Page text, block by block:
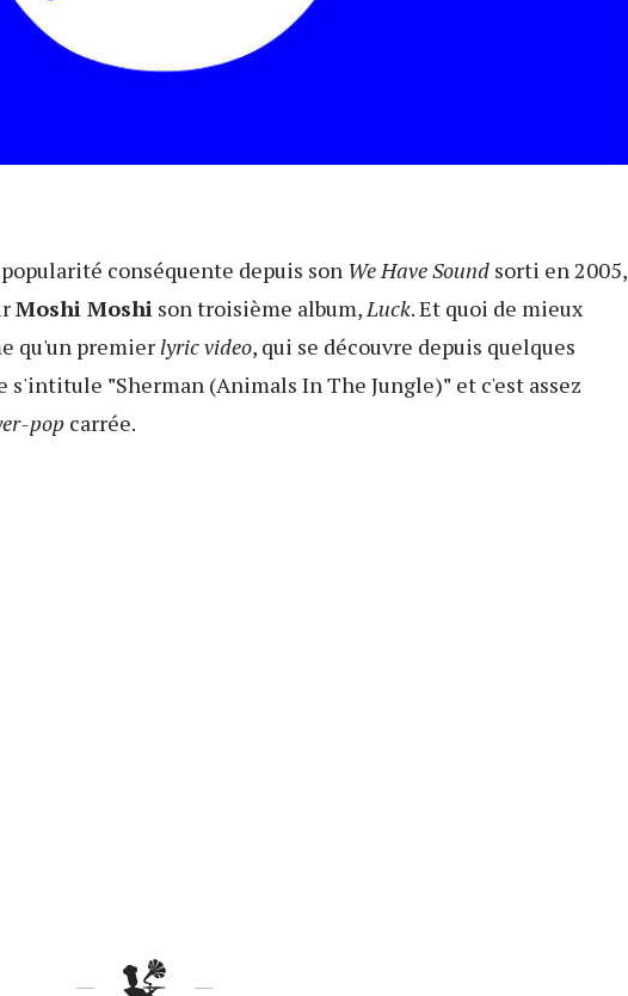
conséquente depuis son We Have Soundsorti en 2005,
Moshi Moshison troisième album,Luck. Et quoi de mieux
qu'un premier lyric video, qui se découvre depuis quelques
s'intitule "Sherman (Animals In The Jungle)" et c'est assez
popcarrée.